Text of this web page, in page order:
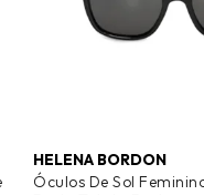
HELENA BORDON
Óculos De Sol